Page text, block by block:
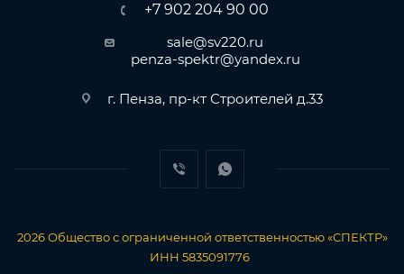
+7 902 204 90 00
sale@sv220.ru
penza-spektr@yandex.ru
г. Пенза, пр-кт Строителей д.33
2026 Общество с ограниченной ответственностью «СПЕКТР»
ИНН 5835091776